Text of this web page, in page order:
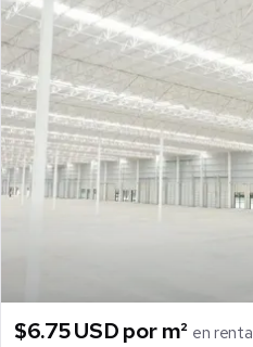
$6.75 USD por m² en renta